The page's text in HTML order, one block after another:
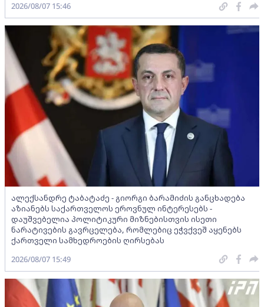
2026/08/07 15:46
ალექსანდრე ტაბატაძე - გიორგი ბარამიძის განცხადება
აზიანებს საქართველოს ეროვნულ ინტერესებს -
დაუშვებელია პოლიტიკური მიზნებისთვის ისეთი
ნარატივების გავრცელება, რომლებიც ეჭვქვეშ აყენებს
ქართველი სამხედროების ღირსებას
2026/08/07 15:49